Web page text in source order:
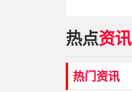
热点资讯
热门资讯